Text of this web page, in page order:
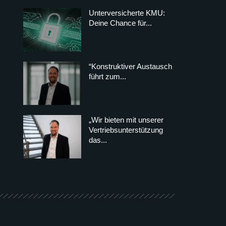
Unterversicherte KMU:
Deine Chance für...
“Konstruktiver Austausch
führt zum...
„Wir bieten mit unserer
Vertriebsunterstützung
das...